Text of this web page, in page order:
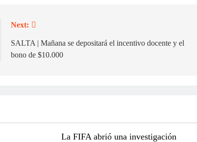
Next:
SALTA | Mañana se depositará el incentivo docente y el
bono de $10.000
La FIFA abrió una investigación